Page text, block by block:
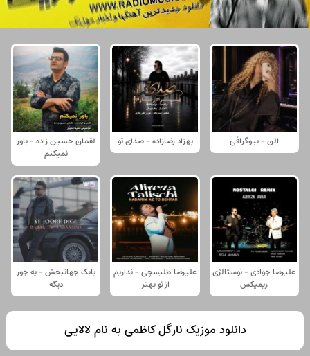
الن - بیوگرافی بهزاد رضازاده - صدای تو
لقمان حسین زاده - باور
نمیکنم
علیرضا جوادی - نوستالژی
ریمیکس
علیرضا طلیسچی - نداریم
از تو بهتر
بابک جهانبخش - یه جور
دیگه
دانلود موزیک نارگل کاظمی به نام لالایی